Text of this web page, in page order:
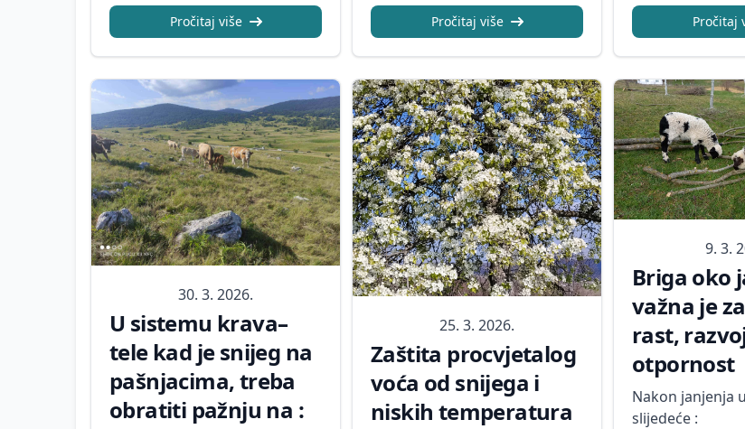
Pročitaj više Pročitaj više Pročitaj
30. 3. 2026.
U sistemu krava–
tele kad je snijeg na
pašnjacima, treba
obratiti pažnju na :
25. 3. 2026.
Zaštita procvjetalog
voća od snijega i
niskih temperatura
9. 3.
Briga oko
važna je
rast,
otpornost
Nakon janjenja
slijedeće :